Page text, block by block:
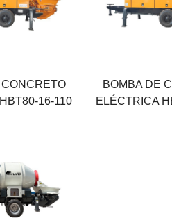
16-110
BOMBA DE
ELÉCTRICA
Máxima
110 KW